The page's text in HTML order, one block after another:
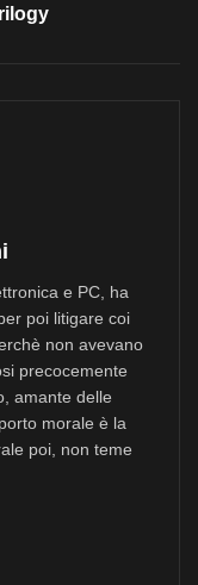
e PC, ha
poi litigare coi
non avevano
precocemente
amante delle
morale è la
poi, non teme